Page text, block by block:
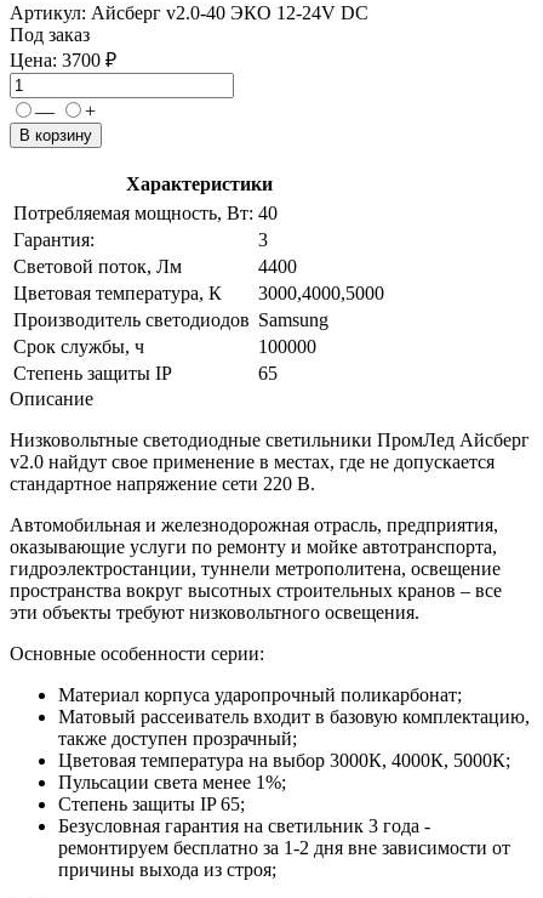
Артикул: Айсберг v2.0-40 ЭКО 12-24V DC
Под заказ
Цена: 3700 ₽
— +
В корзину
Характеристики
Потребляемая мощность, Вт: 40
Гарантия:
3
Световой поток, Лм
4400
Цветовая температура, К
3000,4000,5000
Производитель светодиодов Samsung
Срок службы, ч
100000
Степень защиты IP
65
Описание
Низковольтные светодиодные светильники ПромЛед Айсберг
v2.0 найдут свое применение в местах, где не допускается
стандартное напряжение сети 220 В.
Автомобильная и железнодорожная отрасль, предприятия,
оказывающие услуги по ремонту и мойке автотранспорта,
гидроэлектростанции, туннели метрополитена, освещение
пространства вокруг высотных строительных кранов – все
эти объекты требуют низковольтного освещения.
Основные особенности серии:
Материал корпуса ударопрочный поликарбонат;
Матовый рассеиватель входит в базовую комплектацию,
также доступен прозрачный;
Цветовая температура на выбор 3000К, 4000К, 5000К;
Пульсации света менее 1%;
Степень защиты IP 65;
Безусловная гарантия на светильник 3 года -
ремонтируем бесплатно за 1-2 дня вне зависимости от
причины выхода из строя;